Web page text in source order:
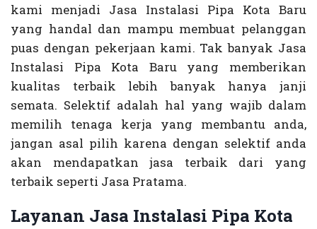
kami menjadi Jasa Instalasi Pipa Kota Baru
yang handal dan mampu membuat pelanggan
puas dengan pekerjaan kami. Tak banyak Jasa
Instalasi Pipa Kota Baru yang memberikan
kualitas terbaik lebih banyak hanya janji
semata. Selektif adalah hal yang wajib dalam
memilih tenaga kerja yang membantu anda,
jangan asal pilih karena dengan selektif anda
akan mendapatkan jasa terbaik dari yang
terbaik seperti Jasa Pratama.
Layanan Jasa Instalasi Pipa Kota